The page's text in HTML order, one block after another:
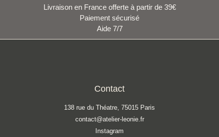
Livraison en France offerte à partir de 39€
Paiement sécurisé
Aide 7/7
Contact
138 rue du Théatre, 75015 Paris
contact@atelier-leonie.fr
Instagram